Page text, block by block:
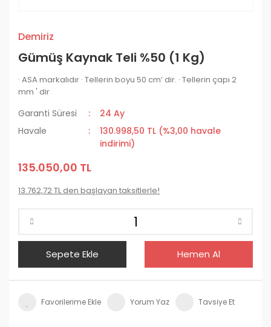
Demiriz
Gümüş Kaynak Teli %50 (1 Kg)
· ASA markalıdır · Tellerin boyu 50 cm’ dir. · Tellerin çapı 2
mm ' dir
Garanti Süresi
24 Ay
Havale
130.998,50 TL (%3,00 havale
indirimi)
135.050,00 TL
13.762,72 TL den başlayan taksitlerle!
Sepete Ekle Hemen Al
Yorum Yaz Tavsiye Et